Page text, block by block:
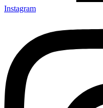
Instagram